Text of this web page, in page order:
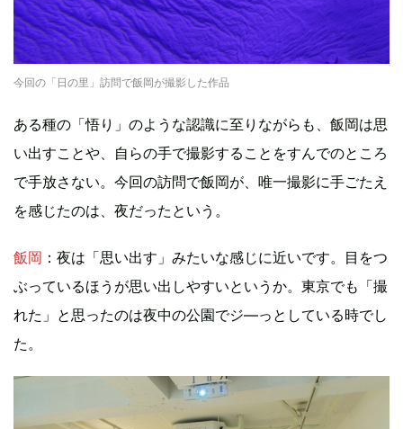
今回の「日の里」訪問で飯岡が撮影した作品
ある種の「悟り」のような認識に至りながらも、飯岡は思
い出すことや、自らの手で撮影することをすんでのところ
で手放さない。今回の訪問で飯岡が、唯一撮影に手ごたえ
を感じたのは、夜だったという。
飯岡 ：夜は「思い出す」みたいな感じに近いです。目をつ
ぶっているほうが思い出しやすいというか。東京でも「撮
れた」と思ったのは夜中の公園でジ―っとしている時でし
た。